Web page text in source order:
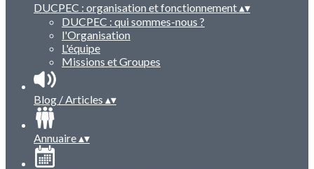
DUCPEC : organisation et fonctionnement▴▾
DUCPEC : qui sommes-nous ?
l'Organisation
L'équipe
Missions et Groupes
Blog / Articles ▴▾
Annuaire▴▾